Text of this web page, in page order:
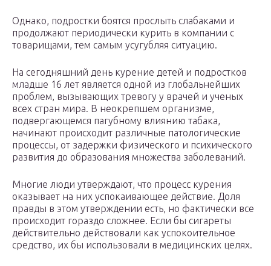
Однако, подростки боятся прослыть слабаками и
продолжают периодически курить в компании с
товарищами, тем самым усугубляя ситуацию.
На сегодняшний день курение детей и подростков
младше 16 лет является одной из глобальнейших
проблем, вызывающих тревогу у врачей и ученых
всех стран мира. В неокрепшем организме,
подвергающемся пагубному влиянию табака,
начинают происходит различные патологические
процессы, от задержки физического и психического
развития до образования множества заболеваний.
Многие люди утверждают, что процесс курения
оказывает на них успокаивающее действие. Доля
правды в этом утверждении есть, но фактически все
происходит гораздо сложнее. Если бы сигареты
действительно действовали как успокоительное
средство, их бы использовали в медицинских целях.